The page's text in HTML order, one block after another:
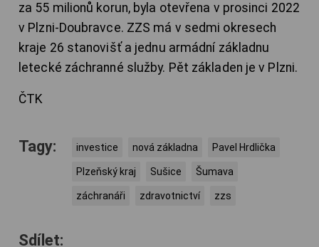
za 55 milionů korun, byla otevřena v prosinci 2022
v Plzni-Doubravce. ZZS má v sedmi okresech
kraje 26 stanovišť a jednu armádní základnu
letecké záchranné služby. Pět základen je v Plzni.
ČTK
Tagy: investice nová základna Pavel Hrdlička
Plzeňský kraj Sušice Šumava
záchranáři zdravotnictví zzs
Sdílet: